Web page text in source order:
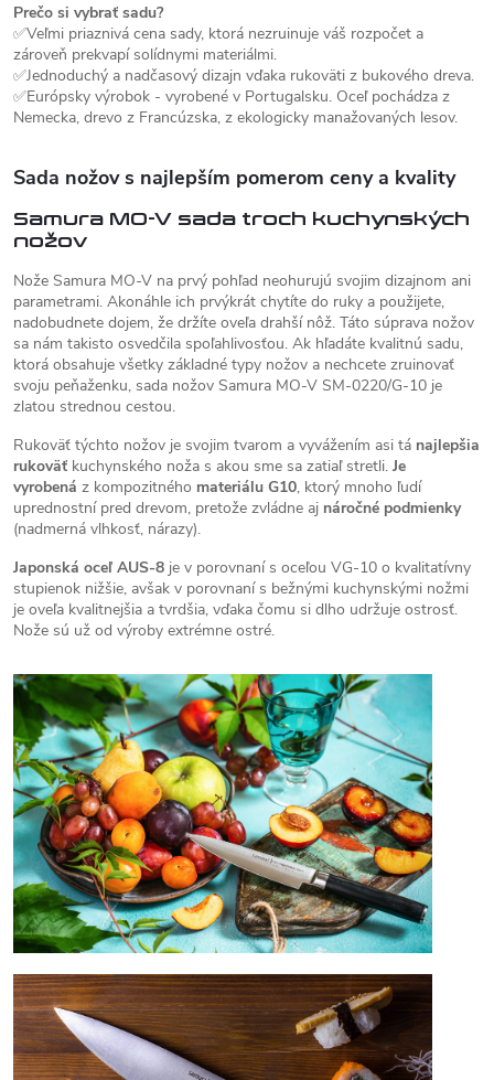
Prečo si vybrať sadu?
✅Veľmi priaznivá cena sady, ktorá nezruinuje váš rozpočet a
zároveň prekvapí solídnymi materiálmi.
✅Jednoduchý a nadčasový dizajn vďaka rukoväti z bukového dreva.
✅Európsky výrobok - vyrobené v Portugalsku. Oceľ pochádza z
Nemecka, drevo z Francúzska, z ekologicky manažovaných lesov.
Sada nožov s najlepším pomerom ceny a kvality
Samura MO-V sada troch kuchynských
nožov
Nože Samura MO-V na prvý pohľad neohurujú svojim dizajnom ani
parametrami. Akonáhle ich prvýkrát chytíte do ruky a použijete,
nadobudnete dojem, že držíte oveľa drahší nôž. Táto súprava nožov
sa nám takisto osvedčila spoľahlivosťou. Ak hľadáte kvalitnú sadu,
ktorá obsahuje všetky základné typy nožov a nechcete zruinovať
svoju peňaženku, sada nožov Samura MO-V SM-0220/G-10 je
zlatou strednou cestou.
Rukoväť týchto nožov je svojim tvarom a vyvážením asi tá najlepšia
rukoväť kuchynského noža s akou sme sa zatiaľ stretli. Je
vyrobená z kompozitného materiálu G10, ktorý mnoho ľudí
uprednostní pred drevom, pretože zvládne aj náročné podmienky
(nadmerná vlhkosť, nárazy).
Japonská oceľ AUS-8 je v porovnaní s oceľou VG-10 o kvalitatívny
stupienok nižšie, avšak v porovnaní s bežnými kuchynskými nožmi
je oveľa kvalitnejšia a tvrdšia, vďaka čomu si dlho udržuje ostrosť.
Nože sú už od výroby extrémne ostré.